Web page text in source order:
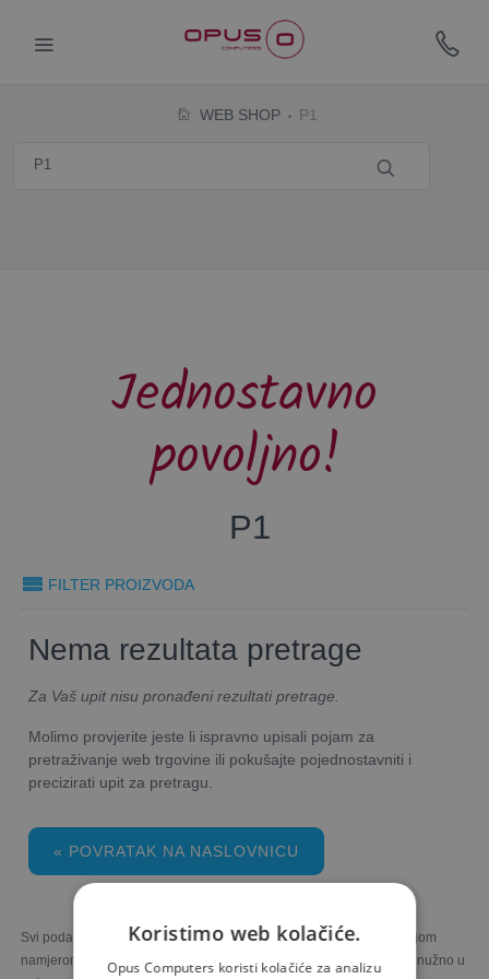
WEB SHOP P1
Jednostavno
povoljno!
P1
FILTER PROIZVODA
Nema rezultata pretrage
Za Vaš upit nisu pronađeni rezultati pretrage.
Molimo provjerite jeste li ispravno upisali pojam za
pretraživanje web trgovine ili pokušajte pojednostavniti i
precizirati upit za pretragu.
« POVRATAK NA NASLOVNICU
Svi podaci u Opus Computers web trgovini prezentirani su s najboljom
namjerom. Fotografije proizvoda ilustrativne su prirode i ne moraju nužno u
Koristimo web kolačiće.
Opus Computers koristi kolačiće za analizu